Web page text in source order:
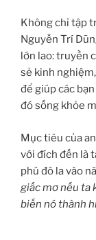
Không chỉ tập
Nguyễn Trí
lớn lao: truyền
sẻ kinh
để giúp các
đó sống khỏe
Mục tiêu của
với đích đến là
phú đô la vào
giấc mơ nếu ta
biến nó thành